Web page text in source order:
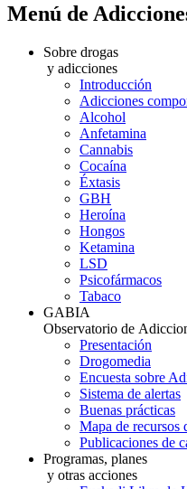
Menú de
Sobre drogas
y adicciones
Introducción
Adicciones
Alcohol
Anfetamina
Cannabis
Cocaína
Éxtasis
GBH
Heroína
Hongos
Ketamina
LSD
Psicofármacos
Tabaco
GABIA
Observatorio de
Presentación
Drogomedia
Encuesta sobre
Sistema de alertas
Buenas prácticas
Mapa de recursos
Publicaciones de
Programas, planes
y otras acciones